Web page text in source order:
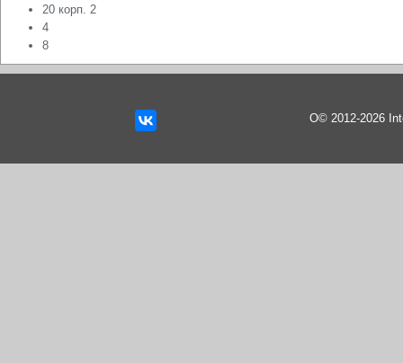
20 корп. 2
4
8
О© 2012-2026